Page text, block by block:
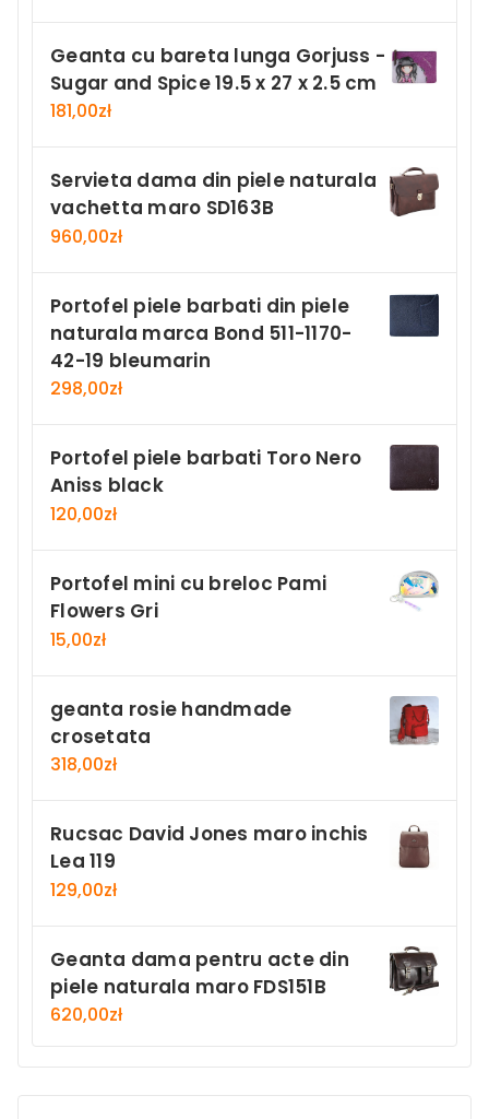
Geanta cu bareta lunga Gorjuss -
Sugar and Spice 19.5 x 27 x 2.5 cm
181,00zł
Servieta dama din piele naturala
vachetta maro SD163B
960,00zł
Portofel piele barbati din piele
naturala marca Bond 511-1170-
42-19 bleumarin
298,00zł
Portofel piele barbati Toro Nero
Aniss black
120,00zł
Portofel mini cu breloc Pami
Flowers Gri
15,00zł
geanta rosie handmade
crosetata
318,00zł
Rucsac David Jones maro inchis
Lea 119
129,00zł
Geanta dama pentru acte din
piele naturala maro FDS151B
620,00zł